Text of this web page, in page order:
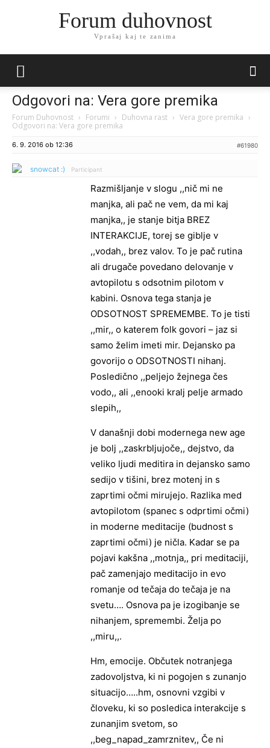
Forum duhovnost
Vprašaj kaj te zanima
Odgovori na: Vera gore premika
Forum Duhovnost › Forumi › Duhovna rast › Vera gore premika ›
Odgovori na: Vera gore premika
6. 9. 2016 ob 12:36 #61980
snowcat :) Participant
Razmišljanje v slogu ,,nič mi ne
manjka, ali pač ne vem, da mi kaj
manjka,, je stanje bitja BREZ
INTERAKCIJE, torej se giblje v
,,vodah,, brez valov. To je pač rutina
ali drugače povedano delovanje v
avtopilotu s odsotnim pilotom v
kabini. Osnova tega stanja je
ODSOTNOST SPREMEMBE. To je tisti
,,mir,, o katerem folk govori – jaz si
samo želim imeti mir. Dejansko pa
govorijo o ODSOTNOSTI nihanj.
Posledično ,,peljejo žejnega čes
vodo,, ali ,,enooki kralj pelje armado
slepih,,
V današnji dobi modernega new age
je bolj ,,zaskrbljujoče,, dejstvo, da
veliko ljudi meditira in dejansko samo
sedijo v tišini, brez motenj in s
zaprtimi očmi mirujejo. Razlika med
avtopilotom (spanec s odprtimi očmi)
in moderne meditacije (budnost s
zaprtimi očmi) je ničla. Kadar se pa
pojavi kakšna ,,motnja,, pri meditaciji,
pač zamenjajo meditacijo in evo
romanje od tečaja do tečaja je na
svetu…. Osnova pa je izogibanje se
nihanjem, spremembi. Želja po
,,miru,,.
Hm, emocije. Občutek notranjega
zadovoljstva, ki ni pogojen s zunanjo
situacijo…..hm, osnovni vzgibi v
človeku, ki so posledica interakcije s
zunanjim svetom, so
,,beg_napad_zamrznitev,, Če ni